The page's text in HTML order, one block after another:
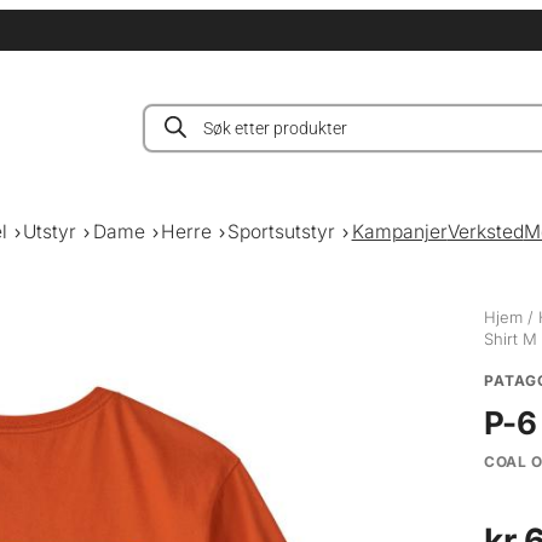
Products
search
Utstyr Dame Herre Sportsutstyr KampanjerVerksted
Hjem /
Shirt M
P-
COAL